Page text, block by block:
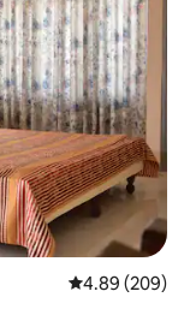
औसत रेटिंग 5 में से
4.89 (209)